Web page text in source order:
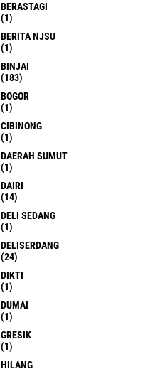
BERASTAGI
(1)
BERITA NJSU
(1)
BINJAI
(183)
BOGOR
(1)
CIBINONG
(1)
DAERAH SUMUT
(1)
DAIRI
(14)
DELI SEDANG
(1)
DELISERDANG
(24)
DIKTI
(1)
DUMAI
(1)
GRESIK
(1)
HILANG